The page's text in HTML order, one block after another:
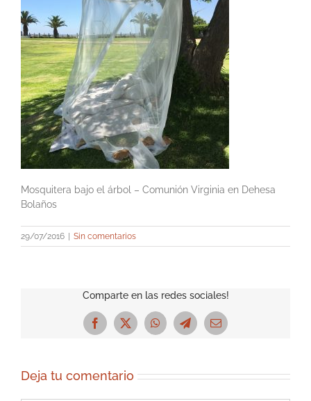
Mosquitera bajo el árbol – Comunión Virginia en Dehesa
Bolaños
29/07/2016 Sin comentarios
Comparte en las redes sociales!
Facebook
X WhatsAppTelegramCorreo
Deja tu comentario